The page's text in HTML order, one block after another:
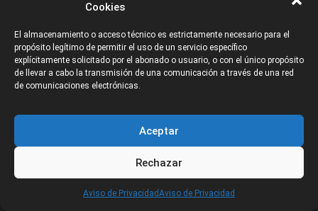
Cookies
El almacenamiento o acceso técnico es estrictamente necesario para el
propósito legítimo de permitir el uso de un servicio específico
explícitamente solicitado por el abonado o usuario, o con el único propósito
de llevar a cabo la transmisión de una comunicación a través de una red
de comunicaciones electrónicas.
Aceptar
Rechazar
Aviso de PrivacidadAviso de Privacidad